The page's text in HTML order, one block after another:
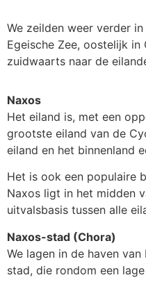
We zeilden weer verder
Egeische Zee, oostelijk in
zuidwaarts naar de
Naxos
Het eiland is, met een
grootste eiland van de
eiland en het binnenland
Het is ook een populaire
Naxos ligt in het midden
uitvalsbasis tussen alle
Naxos-stad (Chora)
We lagen in de haven
stad, die rondom een